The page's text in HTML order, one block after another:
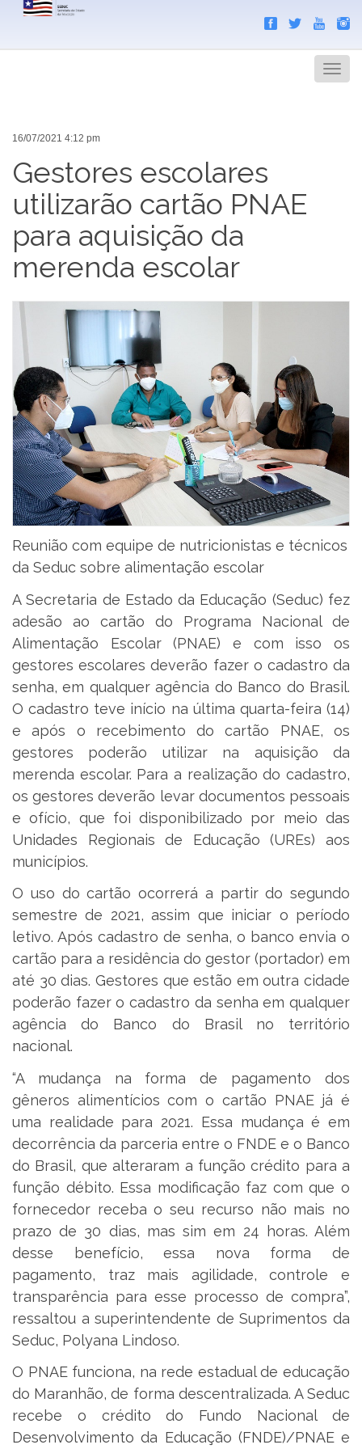
Menu
16/07/2021 4:12 pm
Gestores escolares
utilizarão cartão PNAE
para aquisição da
merenda escolar
Reunião com equipe de nutricionistas e técnicos
da Seduc sobre alimentação escolar
A Secretaria de Estado da Educação (Seduc) fez
adesão ao cartão do Programa Nacional de
Alimentação Escolar (PNAE) e com isso os
gestores escolares deverão fazer o cadastro da
senha, em qualquer agência do Banco do Brasil.
O cadastro teve início na última quarta-feira (14)
e após o recebimento do cartão PNAE, os
gestores poderão utilizar na aquisição da
merenda escolar. Para a realização do cadastro,
os gestores deverão levar documentos pessoais
e ofício, que foi disponibilizado por meio das
Unidades Regionais de Educação (UREs) aos
municípios.
O uso do cartão ocorrerá a partir do segundo
semestre de 2021, assim que iniciar o período
letivo. Após cadastro de senha, o banco envia o
cartão para a residência do gestor (portador) em
até 30 dias. Gestores que estão em outra cidade
poderão fazer o cadastro da senha em qualquer
agência do Banco do Brasil no território
nacional.
“A mudança na forma de pagamento dos
gêneros alimentícios com o cartão PNAE já é
uma realidade para 2021. Essa mudança é em
decorrência da parceria entre o FNDE e o Banco
do Brasil, que alteraram a função crédito para a
função débito. Essa modificação faz com que o
fornecedor receba o seu recurso não mais no
prazo de 30 dias, mas sim em 24 horas. Além
desse benefício, essa nova forma de
pagamento, traz mais agilidade, controle e
transparência para esse processo de compra”,
ressaltou a superintendente de Suprimentos da
Seduc, Polyana Lindoso.
O PNAE funciona, na rede estadual de educação
do Maranhão, de forma descentralizada. A Seduc
recebe o crédito do Fundo Nacional de
Desenvolvimento da Educação (FNDE)/PNAE e